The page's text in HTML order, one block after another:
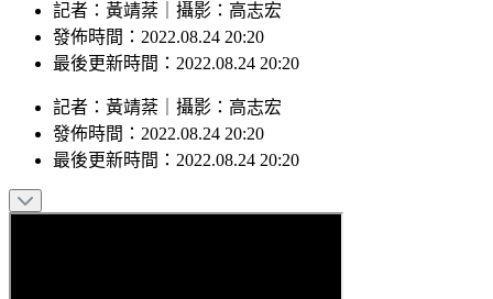
記者：黃靖棻｜攝影：高志宏
發佈時間：2022.08.24 20:20
最後更新時間：2022.08.24 20:20
記者 ： 黃靖棻 攝影 ： 高志宏
發佈時間： 2022.08.24 20:20
最後更新時間： 2022.08.24 20:20